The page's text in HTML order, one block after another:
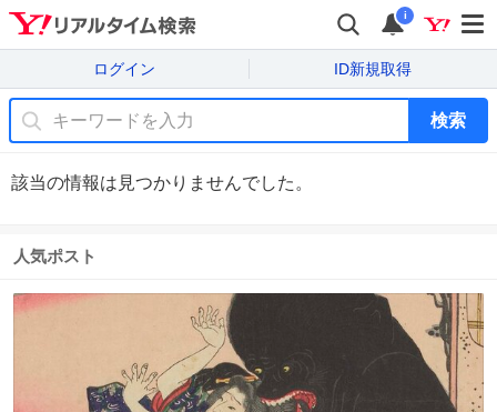
i
ログイン ID新規取得
検索
該当の情報は見つかりませんでした。
人気ポスト